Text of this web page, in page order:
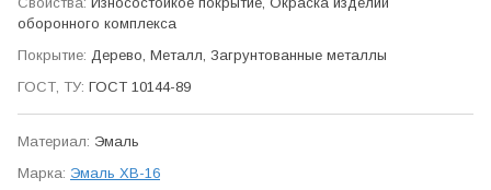
оборонного ком­плекса
Дерево, Металл, Загрунтованные металлы
ГОСТ 10144-89
Эмаль
Эмаль ХВ-16